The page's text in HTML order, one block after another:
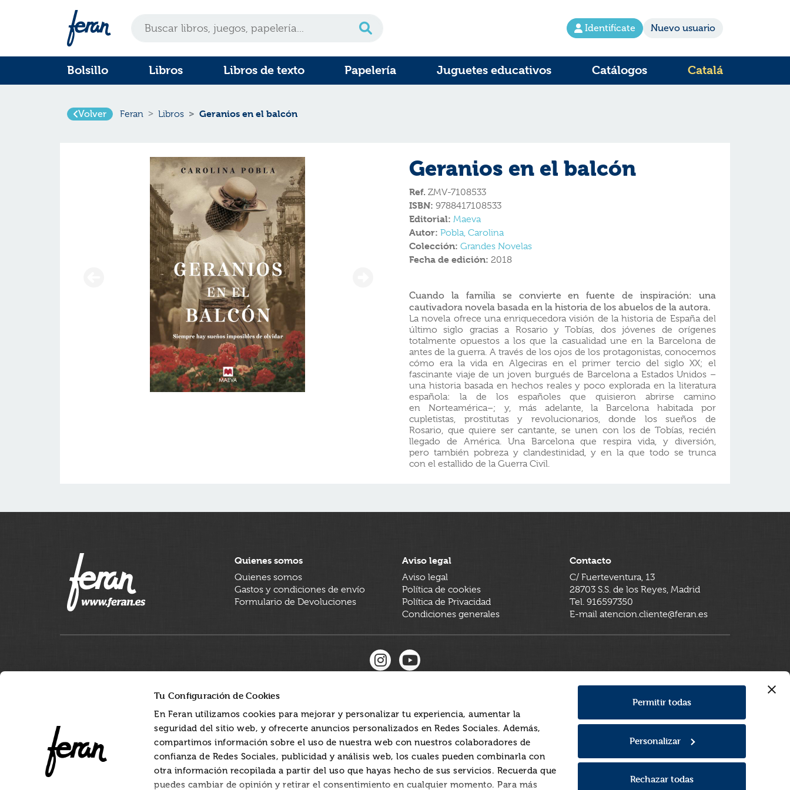
Tu Configuración de Cookies
En Feran utilizamos cookies para mejorar y personalizar tu experiencia, aumentar la
seguridad del sitio web, y ofrecerte anuncios personalizados en Redes Sociales. Además,
compartimos información sobre el uso de nuestra web con nuestros colaboradores de
confianza de Redes Sociales, publicidad y análisis web, los cuales pueden combinarla con
otra información recopilada a partir del uso que hayas hecho de sus servicios. Recuerda que
puedes cambiar de opinión y retirar el consentimiento en cualquier momento. Para más
Permitir todas
Personalizar
Rechazar todas
Identifícate Nuevo usuario
Bolsillo Libros Libros de texto Papelería Juguetes educativos Catálogos Catalá
Volver Feran Libros Geranios en el balcón
Geranios en el balcón
Ref. ZMV-7108533
ISBN: 9788417108533
Editorial: Maeva
Autor: Pobla, Carolina
Colección: Grandes Novelas
Fecha de edición: 2018
Cuando la familia se convierte en fuente de inspiración: una
cautivadora novela basada en la historia de los abuelos de la autora.
La novela ofrece una enriquecedora visión de la historia de España del
último siglo gracias a Rosario y Tobías, dos jóvenes de orígenes
totalmente opuestos a los que la casualidad une en la Barcelona de
antes de la guerra. A través de los ojos de los protagonistas, conocemos
cómo era la vida en Algeciras en el primer tercio del siglo XX; el
fascinante viaje de un joven burgués de Barcelona a Estados Unidos –
una historia basada en hechos reales y poco explorada en la literatura
española: la de los españoles que quisieron abrirse camino
en Norteamérica–; y, más adelante, la Barcelona habitada por
cupletistas, prostitutas y revolucionarios, donde los sueños de
Rosario, que quiere ser cantante, se unen con los de Tobías, recién
llegado de América. Una Barcelona que respira vida, y diversión,
pero también pobreza y clandestinidad, y en la que todo se trunca
con el estallido de la Guerra Civil.
Quienes somos
Quienes somos
Gastos y condiciones de envío
Formulario de Devoluciones
Aviso legal
Aviso legal
Política de cookies
Política de Privacidad
Condiciones generales
Contacto
C/ Fuerteventura, 13
28703 S.S. de los Reyes, Madrid
Tel. 916597350
E-mail atencion.cliente@feran.es